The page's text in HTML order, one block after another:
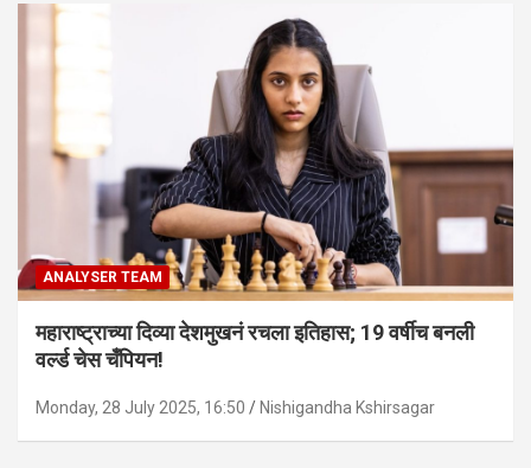
ANALYSER TEAM
महाराष्ट्राच्या दिव्या देशमुखनं रचला इतिहास; 19 वर्षीच बनली
वर्ल्ड चेस चँपियन!
Monday, 28 July 2025, 16:50 Nishigandha Kshirsagar